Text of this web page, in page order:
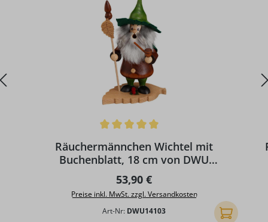
Räuchermännchen Wichtel mit
Buchenblatt, 18 cm von DWU
Drechselwerkstatt Uhlig
Regulärer Preis:
53,90 €
Preise inkl. MwSt. zzgl. Versandkosten
Art-Nr: DWU14103 In den